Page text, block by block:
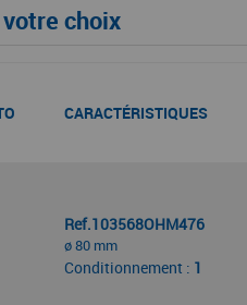
choix
CARACTÉRISTIQUES
Ref.103568OHM476
ø 80 mm
Conditionnement : 1